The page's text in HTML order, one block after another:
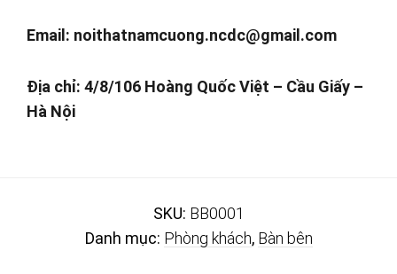
Email: noithatnamcuong.ncdc@gmail.com
Địa chỉ: 4/8/106 Hoàng Quốc Việt – Cầu Giấy –
Hà Nội
SKU: BB0001
Danh mục: Phòng khách, Bàn bên